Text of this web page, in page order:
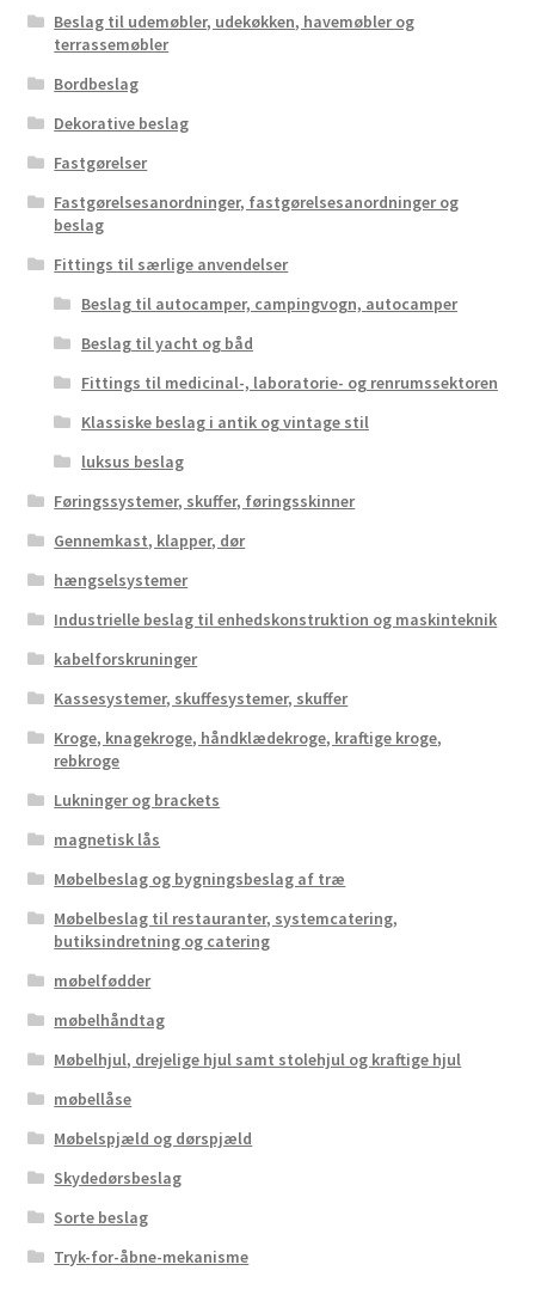
Beslag til udemøbler, udekøkken, havemøbler og
terrassemøbler
Bordbeslag
Dekorative beslag
Fastgørelser
Fastgørelsesanordninger, fastgørelsesanordninger og
beslag
Fittings til særlige anvendelser
Beslag til autocamper, campingvogn, autocamper
Beslag til yacht og båd
Fittings til medicinal-, laboratorie- og renrumssektoren
Klassiske beslag i antik og vintage stil
luksus beslag
Føringssystemer, skuffer, føringsskinner
Gennemkast, klapper, dør
hængselsystemer
Industrielle beslag til enhedskonstruktion og maskinteknik
kabelforskruninger
Kassesystemer, skuffesystemer, skuffer
Kroge, knagekroge, håndklædekroge, kraftige kroge,
rebkroge
Lukninger og brackets
magnetisk lås
Møbelbeslag og bygningsbeslag af træ
Møbelbeslag til restauranter, systemcatering,
butiksindretning og catering
møbelfødder
møbelhåndtag
Møbelhjul, drejelige hjul samt stolehjul og kraftige hjul
møbellåse
Møbelspjæld og dørspjæld
Skydedørsbeslag
Sorte beslag
Tryk-for-åbne-mekanisme